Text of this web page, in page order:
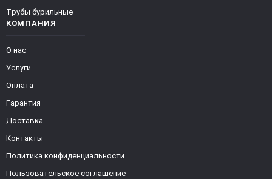
КОМПАНИЯ
О нас
Услуги
Оплата
Гарантия
Доставка
Контакты
Политика конфиденциальности
Пользовательское соглашение
Трубы бурильные